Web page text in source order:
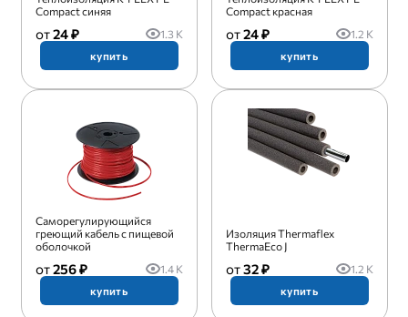
Compact синяя
24 ₽
1.3 K
купить
Compact красная
24 ₽
1.2 K
купить
Саморегулирующийся
греющий кабель с пищевой
оболочкой
256 ₽
1.4 K
купить
Изоляция Thermaflex
ThermaEco J
32 ₽
1.2 K
купить